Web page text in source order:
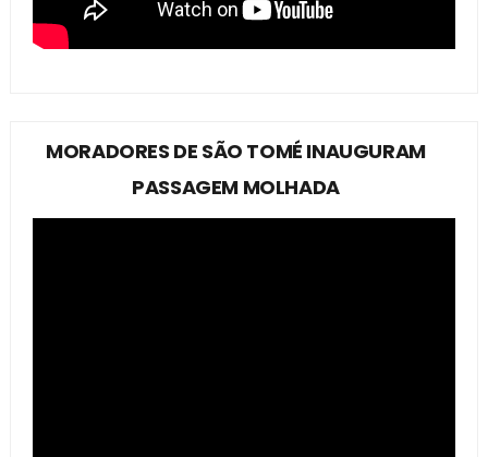
MORADORES DE SÃO TOMÉ INAUGURAM
PASSAGEM MOLHADA